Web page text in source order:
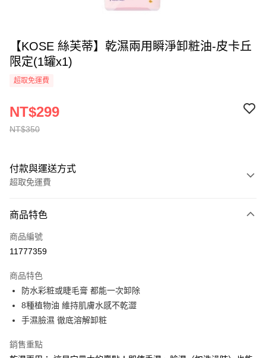
【KOSE 絲芙蒂】乾濕兩用瞬淨卸粧油-皮卡丘
限定(1罐x1)
超取免運費
NT$350
NT$299
付款與運送方式
超取免運費
全家線上支付
超商取貨付款
運送方式
全家取貨付款
免運費
免運費
商品特色
商品編號
11777359
商品特色
防水彩粧或睫毛膏 都能一次卸除
8種植物油 維持肌膚水感不乾澀
手濕臉濕 徹底溶解卸粧
銷售重點